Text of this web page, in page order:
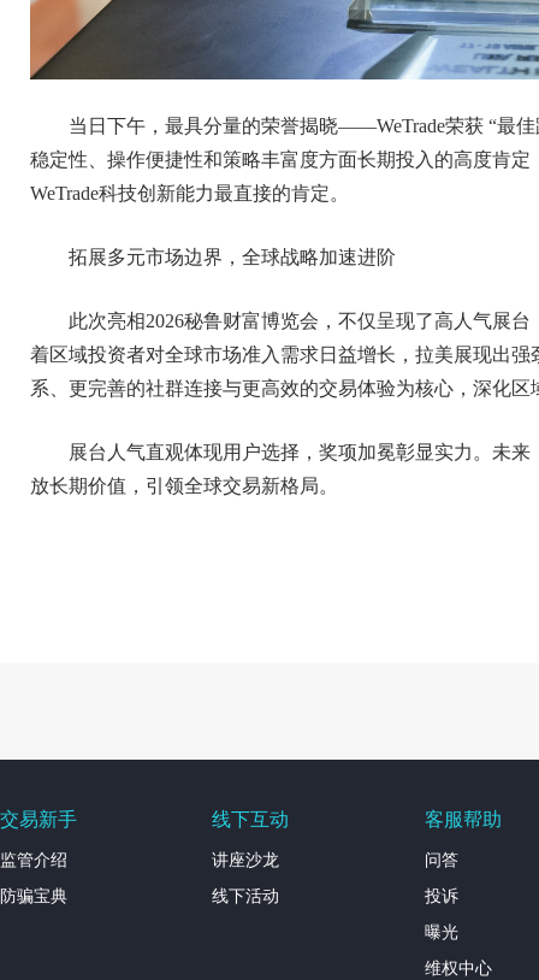
当日下午，最具分量的荣誉揭晓——WeTrade荣获 “最
稳定性、操作便捷性和策略丰富度方面长期投入的高度肯
WeTrade科技创新能力最直接的肯定。
拓展多元市场边界，全球战略加速进阶
此次亮相2026秘鲁财富博览会，不仅呈现了高人气展
着区域投资者对全球市场准入需求日益增长，拉美展现出
系、更完善的社群连接与更高效的交易体验为核心，深化区
展台人气直观体现用户选择，奖项加冕彰显实力。未
放长期价值，引领全球交易新格局。
交易新手
监管介绍
防骗宝典
线下互动
讲座沙龙
线下活动
客服帮助
问答
投诉
曝光
维权中心